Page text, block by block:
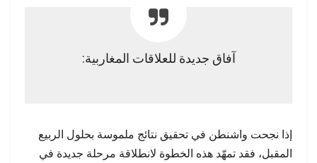
آفاق جديدة للعلاقات المغاربية:
إذا نجحت واشنطن في تحقيق نتائج ملموسة بحلول الربيع
المقبل، فقد تمهّد هذه الخطوة لانطلاقة مرحلة جديدة في